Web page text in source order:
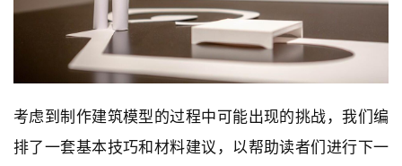
考虑到制作建筑模型的过程中可能出现的挑战，我们编
排了一套基本技巧和材料建议，以帮助读者们进行下一